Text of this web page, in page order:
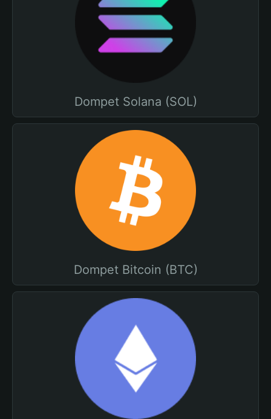
Dompet Solana (SOL)
Dompet Bitcoin (BTC)